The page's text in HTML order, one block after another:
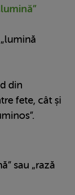
din
fete, cât și
sau „rază